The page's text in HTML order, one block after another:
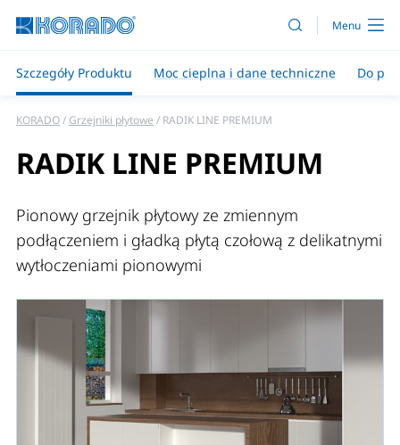
Szczegóły Produktu Moc cieplna i dane techniczne Do
KORADO Grzejniki płytowe RADIK LINE PREMIUM
RADIK LINE PREMIUM
Pionowy grzejnik płytowy ze zmiennym
podłączeniem i gładką płytą czołową z delikatnymi
wytłoczeniami pionowymi